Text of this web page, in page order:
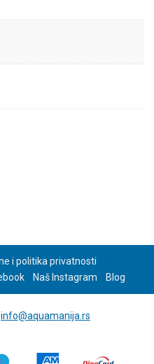
i politika privatnosti
Naš Instagram Blog
info@aquamanija.rs